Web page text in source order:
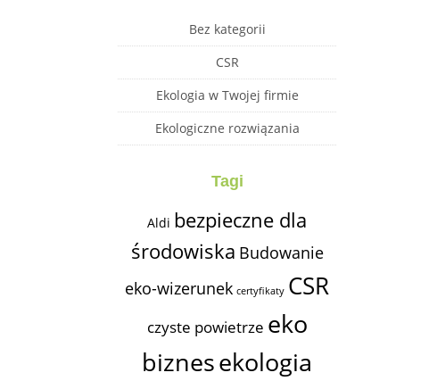
Bez kategorii
CSR
Ekologia w Twojej firmie
Ekologiczne rozwiązania
Tagi
Aldi bezpieczne dla
środowiska Budowanie
eko-wizerunek certyfikaty CSR
czyste powietrze eko
biznesekologia